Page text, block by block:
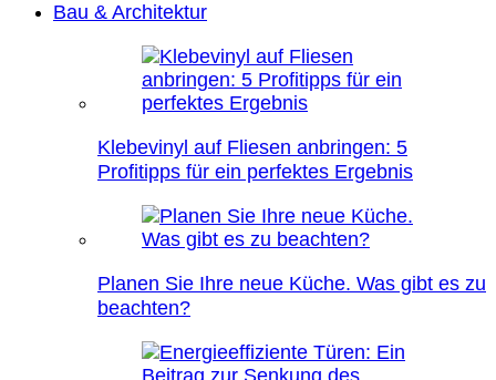
Bau & Architektur
Klebevinyl auf Fliesen anbringen: 5
Profitipps für ein perfektes Ergebnis
Planen Sie Ihre neue Küche. Was gibt es zu
beachten?